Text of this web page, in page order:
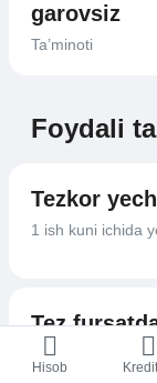
Hisob
garovsiz
Ta’minoti
Foydali
Tezkor
1 ish kuni ichida
Tez
Hujjatlarga